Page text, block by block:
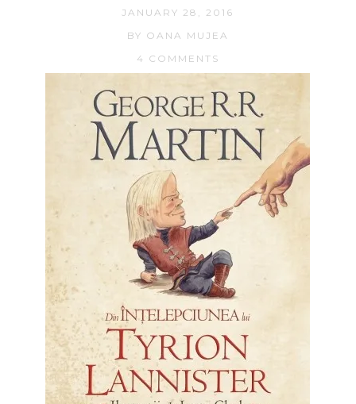
JANUARY 28, 2016
BY OANA MUJEA
4 COMMENTS